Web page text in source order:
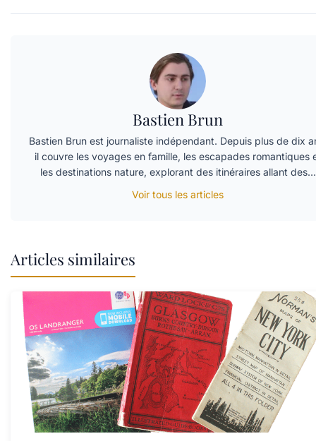
Bastien Brun
Bastien Brun est journaliste indépendant. Depuis plus de dix
il couvre les voyages en famille, les escapades romantiques
les destinations nature, explorant des itinéraires allant des…
Voir tous les articles
Articles similaires